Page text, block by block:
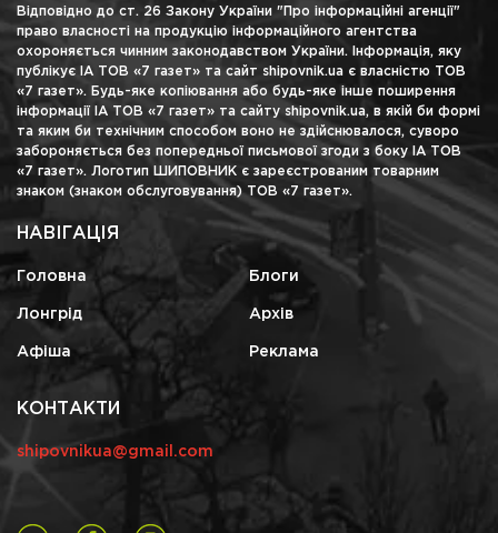
Відповідно до ст. 26 Закону України "Про інформаційні агенції"
право власності на продукцію інформаційного агентства
охороняється чинним законодавством України. Інформація, яку
публікує ІА ТОВ «7 газет» та сайт shipovnik.ua є власністю ТОВ
«7 газет». Будь-яке копіювання або будь-яке інше поширення
інформації ІА ТОВ «7 газет» та сайту shipovnik.ua, в якій би формі
та яким би технічним способом воно не здійснювалося, суворо
забороняється без попередньої письмової згоди з боку ІА ТОВ
«7 газет». Логотип ШИПОВНИК є зареєстрованим товарним
знаком (знаком обслуговування) ТОВ «7 газет».
НАВІГАЦІЯ
Головна Блоги
Лонгрід Архів
Афіша Реклама
КОНТАКТИ
shipovnikua@gmail.com